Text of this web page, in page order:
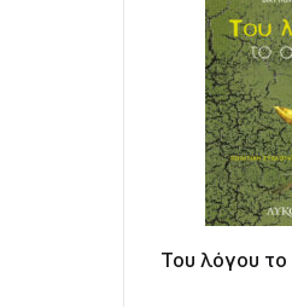
Του λόγου